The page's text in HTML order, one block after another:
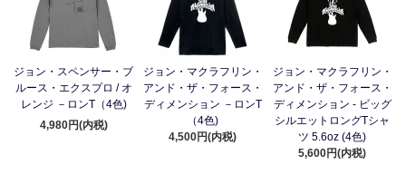
ジョン・スペンサー・ブ
ルース・エクスプロ / オ
レンジ －ロンT（4色)
4,980円(内税)
ジョン・マクラフリン・
アンド・ザ・フォース・
ディメンション －ロンT
（4色)
4,500円(内税)
ジョン・マクラフリン・
アンド・ザ・フォース・
ディメンション - ビッグ
シルエットロングTシャ
ツ 5.6oz (4色)
5,600円(内税)